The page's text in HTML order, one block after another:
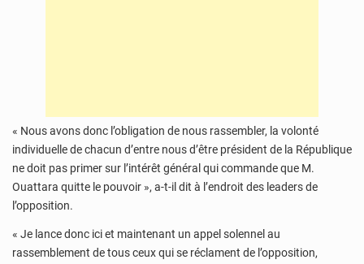
« Nous avons donc l’obligation de nous rassembler, la volonté
individuelle de chacun d’entre nous d’être président de la République
ne doit pas primer sur l’intérêt général qui commande que M.
Ouattara quitte le pouvoir », a-t-il dit à l’endroit des leaders de
l’opposition.
« Je lance donc ici et maintenant un appel solennel au
rassemblement de tous ceux qui se réclament de l’opposition,